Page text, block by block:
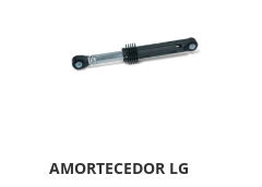
AMORTECEDOR LG